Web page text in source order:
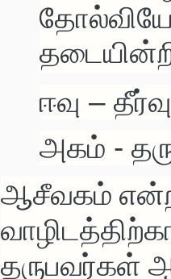
ஈவு – தீர்வு
அகம் -
ஆசீவகம்
தருபவர்கள்